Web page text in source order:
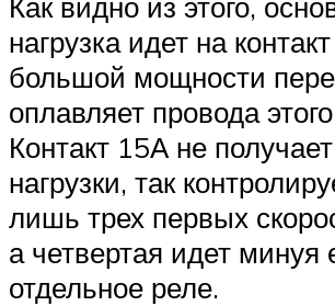
нагрузка идет на
большой мощности
оплавляет провода
Контакт 15А не
нагрузки, так
лишь трех первых
а четвертая идет минуя
отдельное реле.